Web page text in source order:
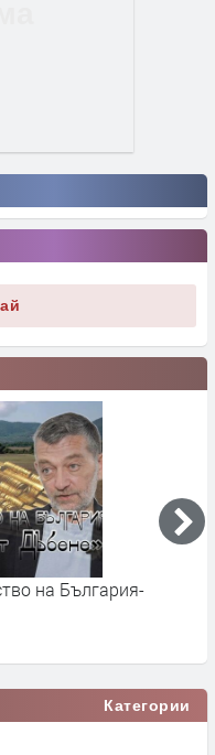
на България-
Категории